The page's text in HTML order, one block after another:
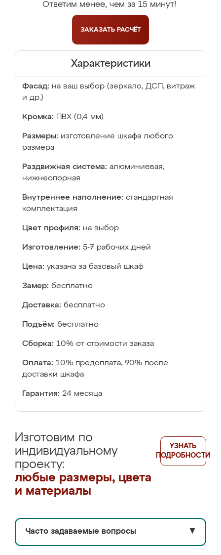
Ответим менее, чем за 15 минут!
ЗАКАЗАТЬ РАСЧЁТ
Характеристики
Фасад: на ваш выбор (зеркало, ДСП, витраж
и др.)
Кромка: ПВХ (0,4 мм)
Размеры: изготовление шкафа любого
размера
Раздвижная система: алюминиевая,
нижнеопорная
Внутреннее наполнение: стандартная
комплектация
Цвет профиля: на выбор
Изготовление: 5-7 рабочих дней
Цена: указана за базовый шкаф
Замер: бесплатно
Доставка: бесплатно
Подъём: бесплатно
Сборка: 10% от стоимости заказа
Оплата: 10% предоплата, 90% после
доставки шкафа
Гарантия: 24 месяца
Изготовим по
индивидуальному
проекту:
любые размеры, цвета
и материалы
УЗНАТЬ
ПОДРОБНОСТИ
Часто задаваемые вопросы ▼